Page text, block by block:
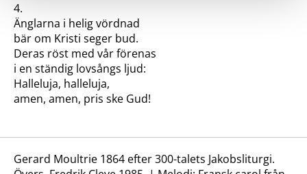
4.
Änglarna i helig vördnad
bär om Kristi seger bud.
Deras röst med vår förenas
i en ständig lovsångs ljud:
Halleluja, halleluja,
amen, amen, pris ske Gud!
Gerard Moultrie 1864 efter 300-talets Jakobsliturgi.